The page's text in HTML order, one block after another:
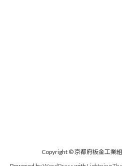
Copyright © 京都府板金工業